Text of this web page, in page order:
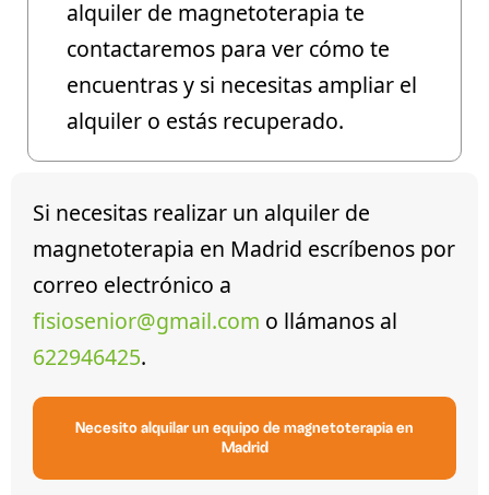
alquiler de magnetoterapia te
contactaremos para ver cómo te
encuentras y si necesitas ampliar el
alquiler o estás recuperado.
Si necesitas realizar un alquiler de
magnetoterapia en Madrid escríbenos por
correo electrónico a
fisiosenior@gmail.com o llámanos al
622946425.
Necesito alquilar un equipo de magnetoterapia en
Madrid